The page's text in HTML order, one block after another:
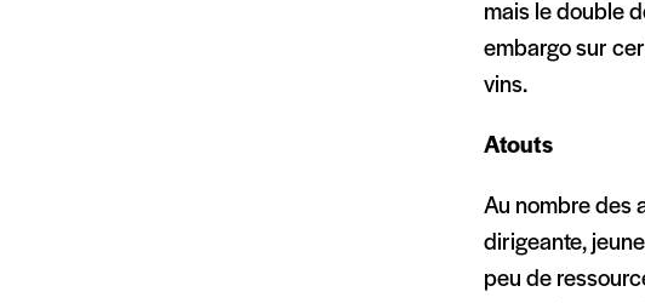
mais le double
embargo sur
vins.
Atouts
Au nombre des
dirigeante,
peu de